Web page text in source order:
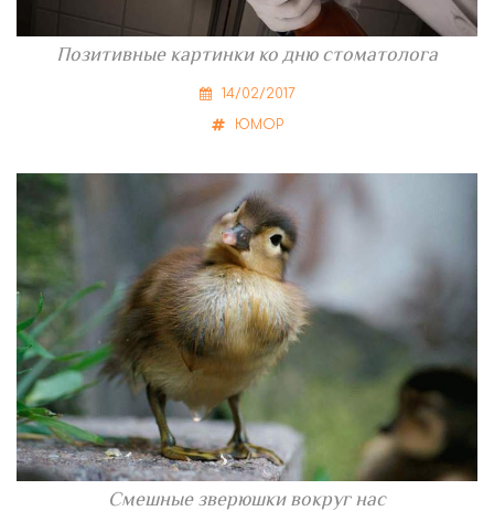
Позитивные картинки ко дню стоматолога
14/02/2017
ЮМОР
Смешные зверюшки вокруг нас